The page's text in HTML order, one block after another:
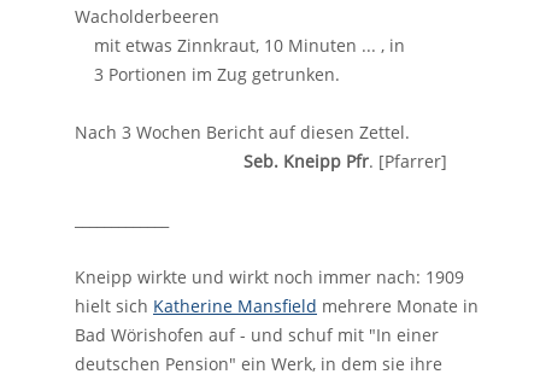
Wacholderbeeren
mit etwas Zinnkraut, 10 Minuten ... , in
3 Portionen im Zug getrunken.
Nach 3 Wochen Bericht auf diesen Zettel.
Seb. Kneipp Pfr. [Pfarrer]
Kneipp wirkte und wirkt noch immer nach: 1909
hielt sich Katherine Mansfield mehrere Monate in
Bad Wörishofen auf - und schuf mit "In einer
deutschen Pension" ein Werk, in dem sie ihre